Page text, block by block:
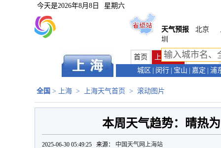
今天是2026年8月8日 星期六
天气预报 北京
圳
首页 上海首页
天气预报
城区
闵行 宝山 嘉定 浦
全国 > 上海 > 上海天气首页 > 滚动图片
本周天气趋势：晴热
2025-06-30 05:49:25 来源： 中国天气网上海站